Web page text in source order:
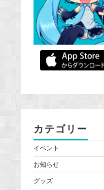
カテゴリー
イベント
お知らせ
グッズ